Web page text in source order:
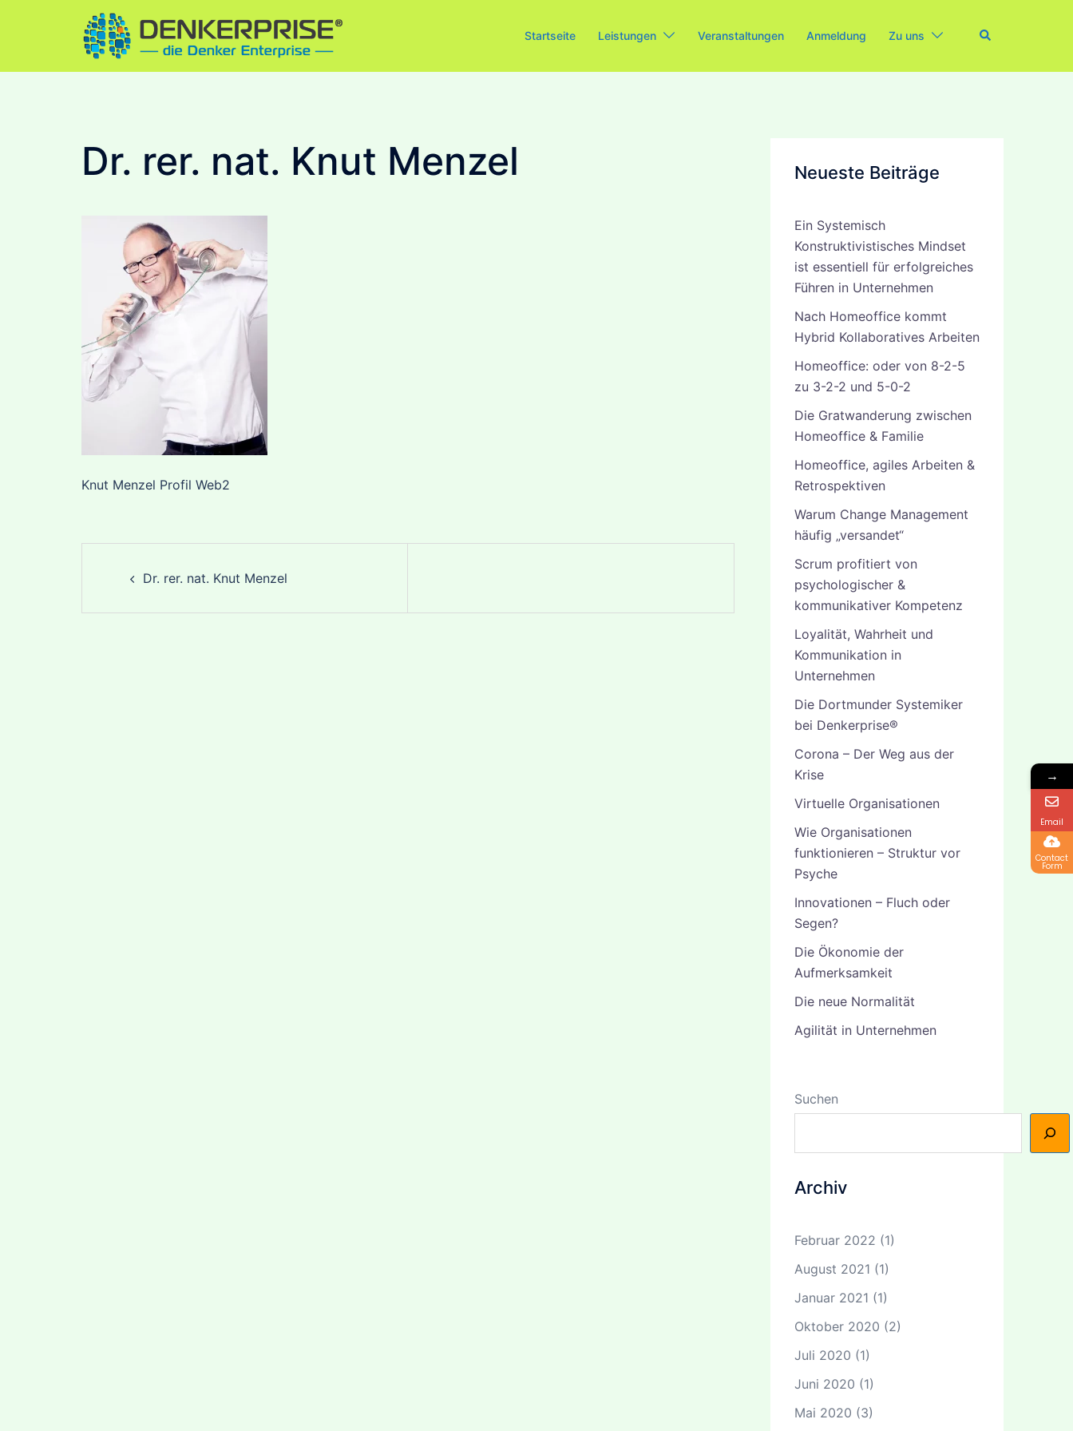
Startseite Leistungen Veranstaltungen Anmeldung Zu uns Search
Dr. rer. nat. Knut Menzel
Knut Menzel Profil Web2
navigation
Dr. rer. nat. Knut Menzel
Neueste Beiträge
Ein Systemisch
Konstruktivistisches Mindset
ist essentiell für erfolgreiches
Führen in Unternehmen
Nach Homeoffice kommt
Hybrid Kollaboratives Arbeiten
Homeoffice: oder von 8-2-5
zu 3-2-2 und 5-0-2
Die Gratwanderung zwischen
Homeoffice & Familie
Homeoffice, agiles Arbeiten &
Retrospektiven
Warum Change Management
häufig „versandet“
Scrum profitiert von
psychologischer &
kommunikativer Kompetenz
Loyalität, Wahrheit und
Kommunikation in
Unternehmen
Die Dortmunder Systemiker
bei Denkerprise®
Corona – Der Weg aus der
Krise
Virtuelle Organisationen
Wie Organisationen
funktionieren – Struktur vor
Psyche
Innovationen – Fluch oder
Segen?
Die Ökonomie der
Aufmerksamkeit
Die neue Normalität
Agilität in Unternehmen
Suchen
Archiv
Februar 2022 (1)
August 2021 (1)
Januar 2021 (1)
Oktober 2020 (2)
Juli 2020 (1)
Juni 2020 (1)
Mai 2020 (3)
→
Email
Contact
Form